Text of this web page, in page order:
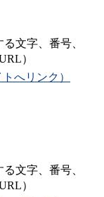
文字、番号、
）
へリンク）
文字、番号、
）